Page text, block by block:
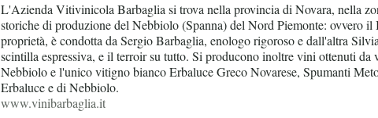
L'Azienda Vitivinicola Barbaglia si trova nella provincia di Novara, nella
storiche di produzione del Nebbiolo (Spanna) del Nord Piemonte: ovvero
proprietà, è condotta da Sergio Barbaglia, enologo rigoroso e dall'altra
scintilla espressiva, e il terroir su tutto. Si producono inoltre vini ottenuti
Nebbiolo e l'unico vitigno bianco Erbaluce Greco Novarese, Spumanti
Erbaluce e di Nebbiolo.
www.vinibarbaglia.it